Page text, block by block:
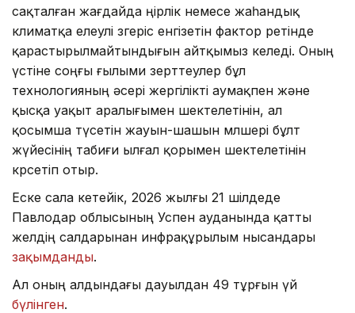
сақталған жағдайда өңірлік немесе жаһандық
климатқа елеулі өзгеріс енгізетін фактор ретінде
қарастырылмайтындығын айтқымыз келеді. Оның
үстіне соңғы ғылыми зерттеулер бұл
технологияның әсері жергілікті аумақпен және
қысқа уақыт аралығымен шектелетінін, ал
қосымша түсетін жауын-шашын мөлшері бұлт
жүйесінің табиғи ылғал қорымен шектелетінін
көрсетіп отыр.
Еске сала кетейік, 2026 жылғы 21 шілдеде
Павлодар облысының Успен ауданында қатты
желдің салдарынан инфрақұрылым нысандары
зақымданды.
Ал оның алдындағы дауылдан 49 тұрғын үй
бүлінген.